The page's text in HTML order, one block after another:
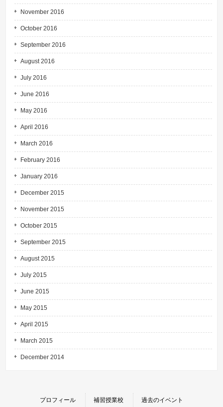
November 2016
October 2016
September 2016
August 2016
July 2016
June 2016
May 2016
April 2016
March 2016
February 2016
January 2016
December 2015
November 2015
October 2015
September 2015
August 2015
July 2015
June 2015
May 2015
April 2015
March 2015
December 2014
プロフィール 補習授業校 過去のイベント